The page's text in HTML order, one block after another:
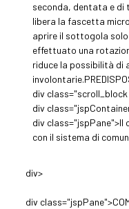
seconda, dentata e di
libera la fascetta
aprire il sottogola
effettuato una
riduce la possibilità di
div
div
div
con il sistema di
div>
div